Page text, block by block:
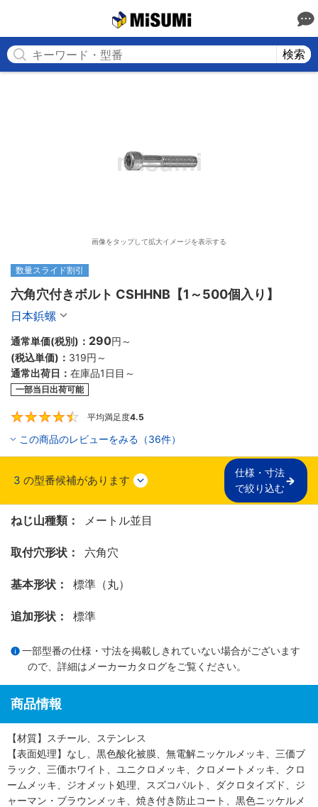
検索
画像をタップして拡大イメージを表示する
数量スライド割引
六角穴付きボルト CSHHNB【1～500個入り】
日本鋲螺
通常単価(税別)： 290円 ～
(税込単価)： 319円 ～
通常出荷日： 在庫品1日目～
一部当日出荷可能
平均満足度4.5
この商品のレビューをみる（36件）
3 の型番候補があります
仕様・寸法
で絞り込む
ねじ山種類： メートル並目
取付穴形状： 六角穴
基本形状： 標準（丸）
追加形状： 標準
一部型番の仕様・寸法を掲載しきれていない場合がございます
ので、詳細は メーカーカタログをご覧ください。
商品情報
【材質】スチール、ステンレス
【表面処理】なし、黒色酸化被膜、無電解ニッケルメッキ、三価ブ
ラック、三価ホワイト、ユニクロメッキ、クロメートメッキ、クロ
ームメッキ、ジオメット処理、スズコバルト、ダクロタイズド、ジ
ャーマン・ブラウンメッキ、焼き付き防止コート、黒色ニッケルメ